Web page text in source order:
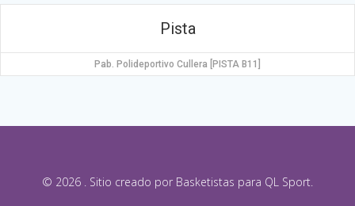
Pista
Pab. Polideportivo Cullera [PISTA B11]
© 2026 . Sitio creado por Basketistas para QL Sport.